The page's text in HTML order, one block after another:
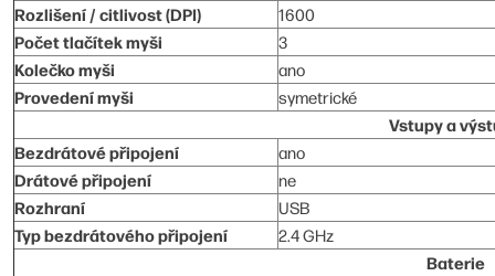
Rozlišení / citlivost (DPI) 1600
Počet tlačítek myši 3
Kolečko myši ano
Provedení myši symetrické
Vstupy a
Bezdrátové připojení
ano
Drátové připojení ne
Rozhraní USB
Typ bezdrátového připojení 2.4 GHz
Baterie